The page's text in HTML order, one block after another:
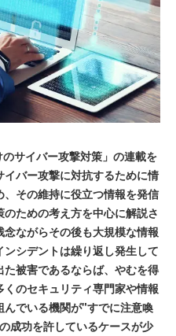
サイバー攻撃対策」の連載を
バー攻撃に対抗するために情
その維持に役立つ情報を発信
ための考え方を中心に解説さ
ながらその後も大規模な情報
シデントは繰り返し発生して
被害であるならば、やむを得
のセキュリティ専門家や情報
でいる機関が"すでに注意喚
成功を許しているケースが少